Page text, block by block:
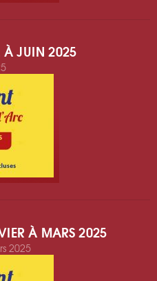
À JUIN 2025
À MARS 2025
2025